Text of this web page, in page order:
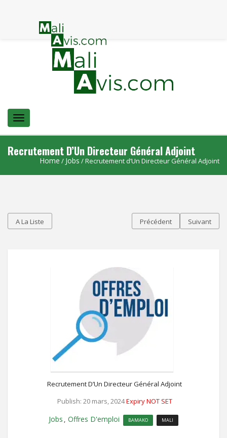
Menu
Recrutement D’Un Directeur Général Adjoint
Home / Jobs / Recrutement d’Un Directeur Général Adjoint
A La Liste Précédent Suivant
Recrutement D’Un Directeur Général Adjoint
Publish: 20 mars, 2024Expiry NOT SET
Jobs Offres D'emploi BAMAKO MALI